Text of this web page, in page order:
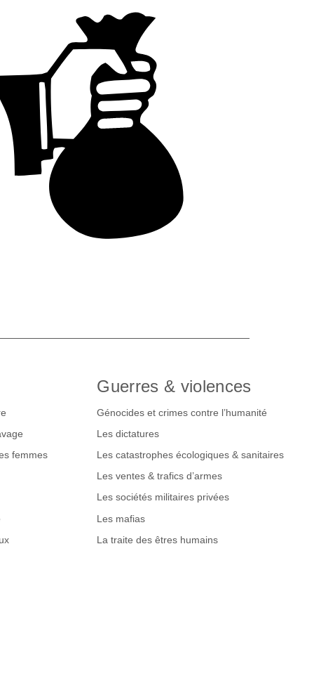
femmes
Guerres & violences
Génocides et crimes contre l’humanité
Les dictatures
Les catastrophes écologiques & sanitaires
Les ventes & trafics d’armes
Les sociétés militaires privées
Les mafias
La traite des êtres humains